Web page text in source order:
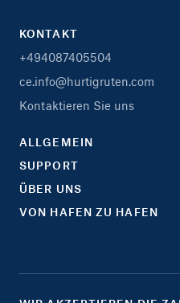
KONTAKT
+494087405504
ce.info@hurtigruten.com
Kontaktieren Sie uns
ALLGEMEIN
SUPPORT
ÜBER UNS
VON HAFEN ZU HAFEN